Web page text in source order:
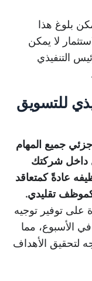
بلوغ هذا
لا يمكن
التنفيذي
للتسويق
جميع المهام
داخل شركتك
عادةً كمتعاقد
تقليدي.
على توفير توجيه
الأسبوع، مما
لتحقيق الأهداف